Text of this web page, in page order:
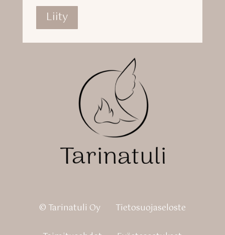
Liity
© Tarinatuli Oy Tietosuojaseloste